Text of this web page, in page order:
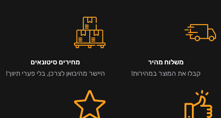
משלוח מהיר
קבלו את המוצר במהירות!
מחירים סיטונאים
היישר מהיבואן לצרכן, בלי פערי תיווך!